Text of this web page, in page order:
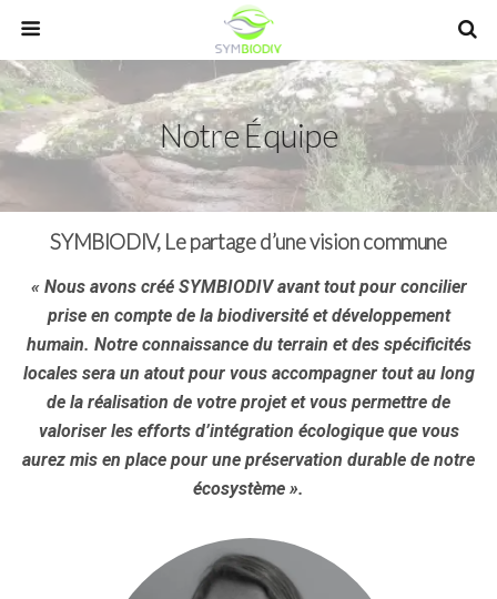
Notre Équipe
SYMBIODIV, Le partage d’une vision commune
« Nous avons créé SYMBIODIV avant tout pour concilier
prise en compte de la biodiversité et développement
humain. Notre connaissance du terrain et des spécificités
locales sera un atout pour vous accompagner tout au long
de la réalisation de votre projet et vous permettre de
valoriser les efforts d’intégration écologique que vous
aurez mis en place pour une préservation durable de notre
écosystème ».